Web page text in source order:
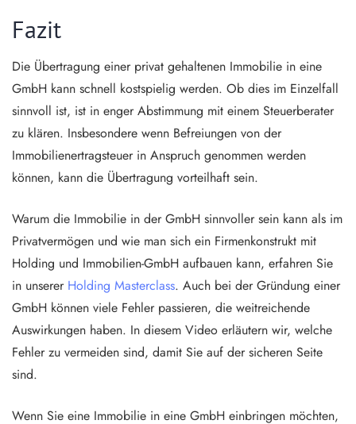
Fazit
Die Übertragung einer privat gehaltenen Immobilie in eine
GmbH kann schnell kostspielig werden. Ob dies im Einzelfall
sinnvoll ist, ist in enger Abstimmung mit einem Steuerberater
zu klären. Insbesondere wenn Befreiungen von der
Immobilienertragsteuer in Anspruch genommen werden
können, kann die Übertragung vorteilhaft sein.
Warum die Immobilie in der GmbH sinnvoller sein kann als im
Privatvermögen und wie man sich ein Firmenkonstrukt mit
Holding und Immobilien-GmbH aufbauen kann, erfahren Sie
in unserer Holding Masterclass. Auch bei der Gründung einer
GmbH können viele Fehler passieren, die weitreichende
Auswirkungen haben. In diesem Video erläutern wir, welche
Fehler zu vermeiden sind, damit Sie auf der sicheren Seite
sind.
Wenn Sie eine Immobilie in eine GmbH einbringen möchten,